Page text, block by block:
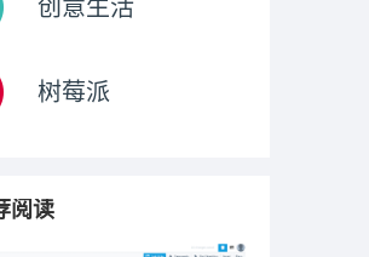
创意生活
树莓派
阅读